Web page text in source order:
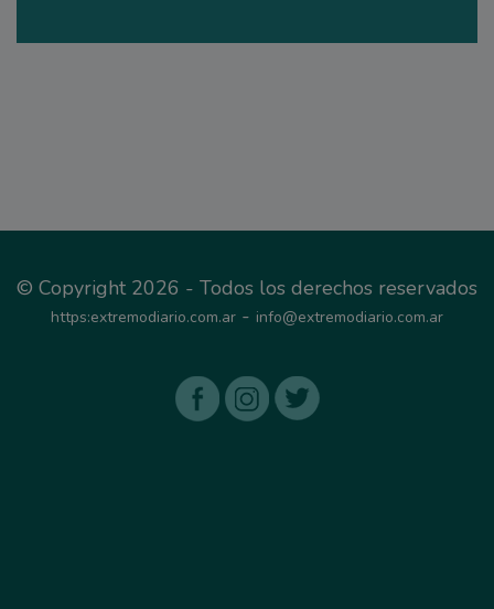
© Copyright 2026 - Todos los derechos reservados
https:extremodiario.com.ar - info@extremodiario.com.ar